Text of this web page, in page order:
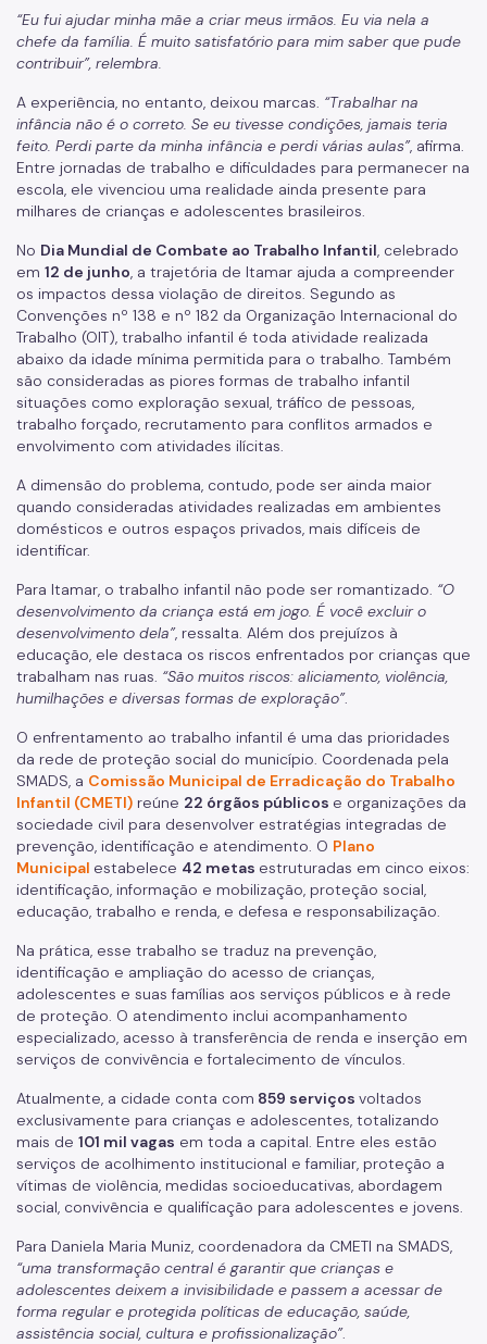
Relação de Convênios e Parcerias
Instrumentais de Parcerias
Legislação
Editais
Atas de Registro de Preço
Pesquisas
Georreferenciamento
Gestão da Informação
Monitoramento e Avaliação
Formulário Social
Imprensa
Notícias
Biblioteca
Materiais Públicos
Gestão de Pessoas
Núcleo de Atendimento ao Cidadão, Ouvidoria e Controle
Interno (NACI)
Política de Atendimento ao Cidadão (PAC)
Requerimento Eletrônico de Comunicação com Órgãos de
Justiça
Qualifica SUAS
“Eu fui ajudar minha mãe a criar meus irmãos. Eu via nela a
chefe da família. É muito satisfatório para mim saber que pude
contribuir”, relembra.
A experiência, no entanto, deixou marcas. “Trabalhar na
infância não é o correto. Se eu tivesse condições, jamais teria
feito. Perdi parte da minha infância e perdi várias aulas”, afirma.
Entre jornadas de trabalho e dificuldades para permanecer na
escola, ele vivenciou uma realidade ainda presente para
milhares de crianças e adolescentes brasileiros.
No Dia Mundial de Combate ao Trabalho Infantil, celebrado
em 12 de junho, a trajetória de Itamar ajuda a compreender
os impactos dessa violação de direitos. Segundo as
Convenções nº 138 e nº 182 da Organização Internacional do
Trabalho (OIT), trabalho infantil é toda atividade realizada
abaixo da idade mínima permitida para o trabalho. Também
são consideradas as piores formas de trabalho infantil
situações como exploração sexual, tráfico de pessoas,
trabalho forçado, recrutamento para conflitos armados e
envolvimento com atividades ilícitas.
A dimensão do problema, contudo, pode ser ainda maior
quando consideradas atividades realizadas em ambientes
domésticos e outros espaços privados, mais difíceis de
identificar.
Para Itamar, o trabalho infantil não pode ser romantizado. “O
desenvolvimento da criança está em jogo. É você excluir o
desenvolvimento dela”, ressalta. Além dos prejuízos à
educação, ele destaca os riscos enfrentados por crianças que
trabalham nas ruas. “São muitos riscos: aliciamento, violência,
humilhações e diversas formas de exploração”.
O enfrentamento ao trabalho infantil é uma das prioridades
da rede de proteção social do município. Coordenada pela
SMADS, a Comissão Municipal de Erradicação do Trabalho
Infantil (CMETI) reúne 22 órgãos públicos e organizações da
sociedade civil para desenvolver estratégias integradas de
prevenção, identificação e atendimento. O Plano
Municipal estabelece 42 metas estruturadas em cinco eixos:
identificação, informação e mobilização, proteção social,
educação, trabalho e renda, e defesa e responsabilização.
Na prática, esse trabalho se traduz na prevenção,
identificação e ampliação do acesso de crianças,
adolescentes e suas famílias aos serviços públicos e à rede
de proteção. O atendimento inclui acompanhamento
especializado, acesso à transferência de renda e inserção em
serviços de convivência e fortalecimento de vínculos.
Atualmente, a cidade conta com 859 serviços voltados
exclusivamente para crianças e adolescentes, totalizando
mais de 101 mil vagas em toda a capital. Entre eles estão
serviços de acolhimento institucional e familiar, proteção a
vítimas de violência, medidas socioeducativas, abordagem
social, convivência e qualificação para adolescentes e jovens.
Para Daniela Maria Muniz, coordenadora da CMETI na SMADS,
“uma transformação central é garantir que crianças e
adolescentes deixem a invisibilidade e passem a acessar de
forma regular e protegida políticas de educação, saúde,
assistência social, cultura e profissionalização”.